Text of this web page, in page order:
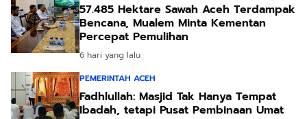
57.485 Hektare Sawah Aceh Terdampak
Bencana, Mualem Minta Kementan
Percepat Pemulihan
6 hari yang lalu
PEMERINTAH ACEH
Fadhlullah: Masjid Tak Hanya Tempat
Ibadah, tetapi Pusat Pembinaan Umat